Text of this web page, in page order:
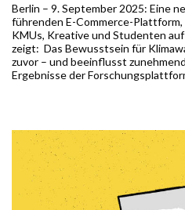
Berlin – 9. September 2025: Eine
führenden E-Commerce-
KMUs, Kreative und Studenten
zeigt: Das Bewusstsein für
zuvor – und beeinflusst
Ergebnisse der